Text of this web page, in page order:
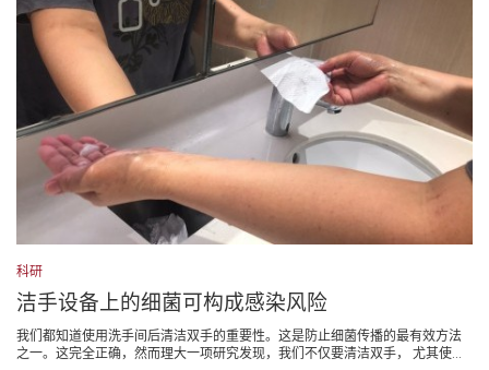
科研
洁手设备上的细菌可构成感染风险
我们都知道使用洗手间后清洁双手的重要性。这是防止细菌传播的最有效方法
之一。这完全正确，然而理大一项研究发现，我们不仅要清洁双手， 尤其使...